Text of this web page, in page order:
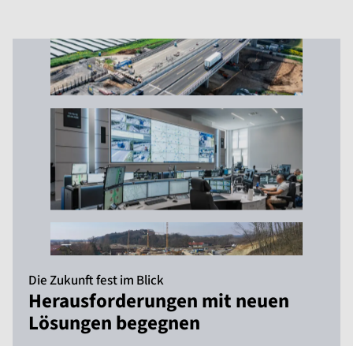
Die Zukunft fest im Blick
Herausforderungen mit neuen
Lösungen begegnen